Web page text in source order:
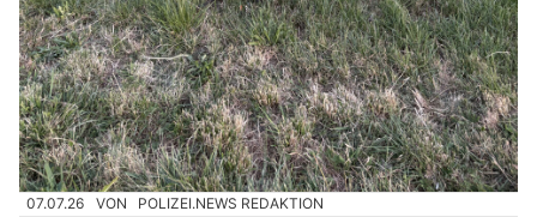
07.07.26 VON POLIZEI.NEWS REDAKTION